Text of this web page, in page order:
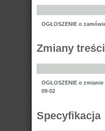
OGŁOSZENIE o
Zmiany
OGŁOSZENIE o zmianie
09-02
Specyfikacja